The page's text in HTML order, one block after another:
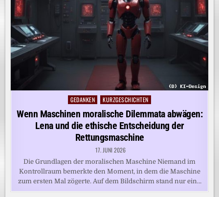
Posted
GEDANKEN KURZGESCHICHTEN
Wenn Maschinen moralische Dilemmata abwägen:
Lena und die ethische Entscheidung der
Rettungsmaschine
17. JUNI 2026
Die Grundlagen der moralischen Maschine Niemand im
Kontrollraum bemerkte den Moment, in dem die Maschine
zum ersten Mal zögerte. Auf dem Bildschirm stand nur ein…